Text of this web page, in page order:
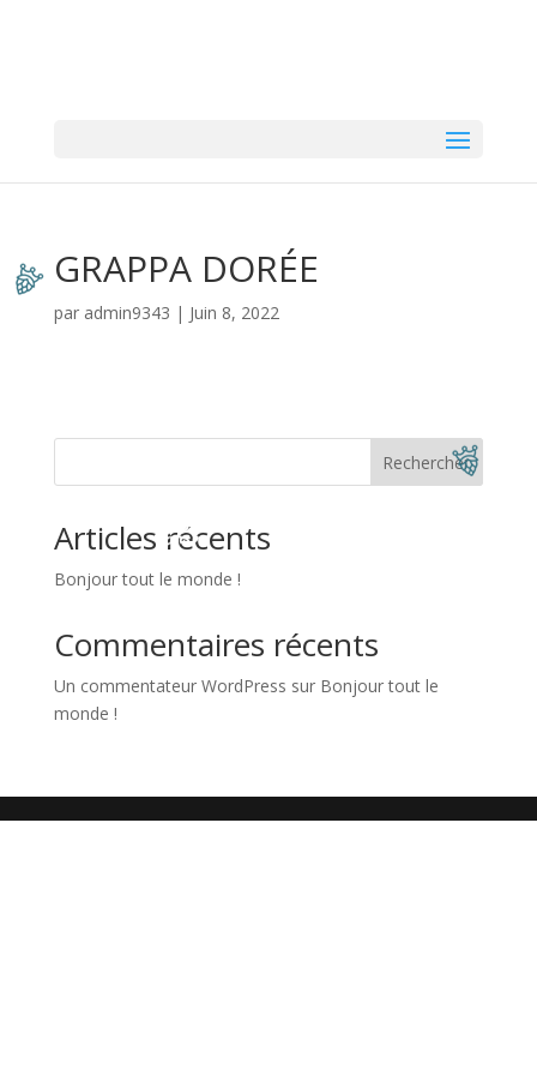
GRAPPA DORÉE
par admin9343 | Juin 8, 2022
Rechercher
Articles récents
Bonjour tout le monde !
Commentaires récents
Un commentateur WordPress sur Bonjour tout le
monde !